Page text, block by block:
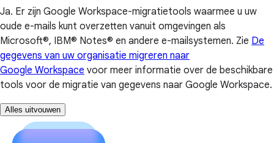
Ja. Er zijn Google Workspace-migratietools waarmee u uw
oude e-mails kunt overzetten vanuit omgevingen als
Microsoft®, IBM® Notes® en andere e-mailsystemen. Zie De
gegevens van uw organisatie migreren naar
Google Workspace voor meer informatie over de beschikbare
tools voor de migratie van gegevens naar Google Workspace.
Alles uitvouwen